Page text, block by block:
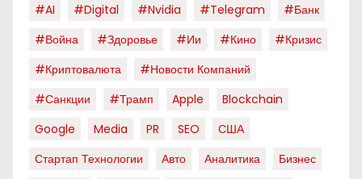
#AI #digital #nvidia #telegram
#банк
#война
#здоровье #ии #кино
#кризис
#криптовалюта
#новости Компаний
#санкции
#трамп Apple
Blockchain
Google
Media PR SEO
США
Стартап Технологии
Авто Аналитика
Бизнес